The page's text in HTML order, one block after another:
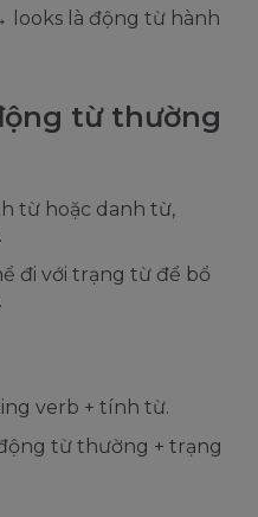
looks là động từ hành
từ thường
từ hoặc danh từ,
đi với trạng từ để bổ
verb + tính từ.
từ thường + trạng